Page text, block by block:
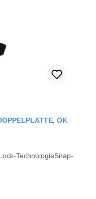
OK
TechnologieSnap-